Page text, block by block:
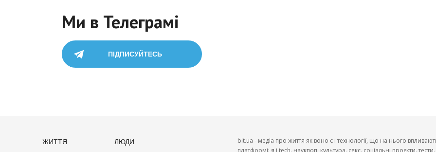
Ми в Телеграмі
ПІДПИСУЙТЕСЬ
ЖИТТЯ ЛЮДИ
bit.ua - медіа про життя як воно є і технології, що на нього
платформі: я і tech. наукпоп. культура. секс. соціальні проєкти.